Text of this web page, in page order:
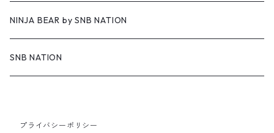
NINJA BEAR by SNB NATION
SNB NATION
プライバシーポリシー